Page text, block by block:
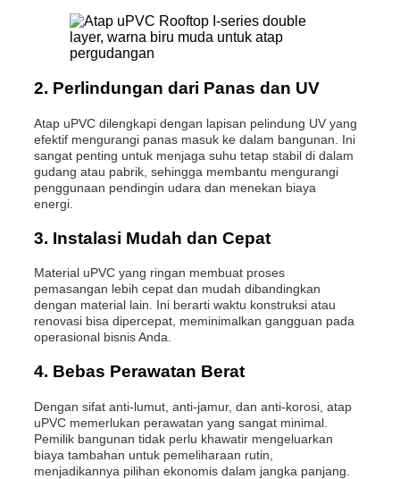
2. Perlindungan dari Panas dan UV
Atap uPVC dilengkapi dengan lapisan pelindung UV yang
efektif mengurangi panas masuk ke dalam bangunan. Ini
sangat penting untuk menjaga suhu tetap stabil di dalam
gudang atau pabrik, sehingga membantu mengurangi
penggunaan pendingin udara dan menekan biaya
energi.
3. Instalasi Mudah dan Cepat
Material uPVC yang ringan membuat proses
pemasangan lebih cepat dan mudah dibandingkan
dengan material lain. Ini berarti waktu konstruksi atau
renovasi bisa dipercepat, meminimalkan gangguan pada
operasional bisnis Anda.
4. Bebas Perawatan Berat
Dengan sifat anti-lumut, anti-jamur, dan anti-korosi, atap
uPVC memerlukan perawatan yang sangat minimal.
Pemilik bangunan tidak perlu khawatir mengeluarkan
biaya tambahan untuk pemeliharaan rutin,
menjadikannya pilihan ekonomis dalam jangka panjang.